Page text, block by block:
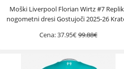
Moški Liverpool Florian Wirtz #7
nogometni dresi Gostujoči 2025-26
Cena:37.95€99.88€